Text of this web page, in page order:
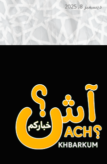
ديسمبر 8, 2025